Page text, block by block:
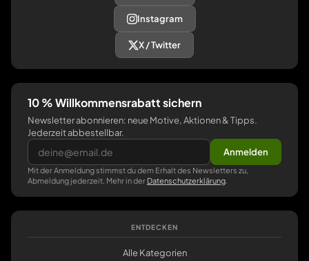
Instagram
X / Twitter
10 % Willkommensrabatt sichern
Newsletter abonnieren: neue Motive, Aktionen & Tipps.
Jederzeit abbestellbar.
Anmelden
Mit der Anmeldung stimmst du dem Erhalt des Newsletters zu,
Abmeldung jederzeit. Mehr in der Datenschutzerklärung
ENTDECKEN
Alle Kategorien